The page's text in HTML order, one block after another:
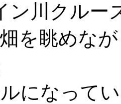
ン川クルー
を眺めな
になって